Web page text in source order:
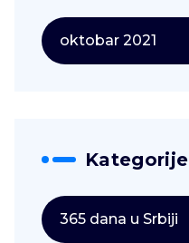
oktobar 2021
Kategorije
365 dana u Srbiji